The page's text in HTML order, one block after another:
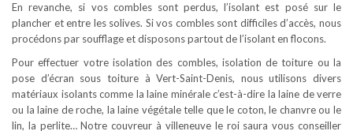
En revanche, si vos combles sont perdus, l’isolant est posé sur le
plancher et entre les solives. Si vos combles sont difficiles d’accès, nous
procédons par soufflage et disposons partout de l’isolant en flocons.
Pour effectuer votre isolation des combles, isolation de toiture ou la
pose d’écran sous toiture à Vert-Saint-Denis, nous utilisons divers
matériaux isolants comme la laine minérale c’est-à-dire la laine de verre
ou la laine de roche, la laine végétale telle que le coton, le chanvre ou le
lin, la perlite… Notre couvreur à villeneuve le roi saura vous conseiller